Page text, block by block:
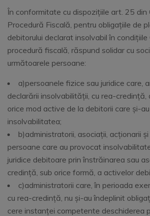
În conformitate cu dispozițiile art. 25 din
Procedură Fiscală, pentru obligaţiile de
debitorului declarat insolvabil în condiţiile
procedură fiscală, răspund solidar cu
următoarele persoane:
a)persoanele fizice sau juridice care,
declarării insolvabilităţii, cu rea-credinţă,
orice mod active de la debitorii care şi-
insolvabilitatea;
b)administratorii, asociaţii, acţionarii
persoane care au provocat
juridice debitoare prin înstrăinarea sau
credinţă, sub orice formă, a activelor
c)administratorii care, în perioada
cu rea-credinţă, nu şi-au îndeplinit
cere instanţei competente deschiderea